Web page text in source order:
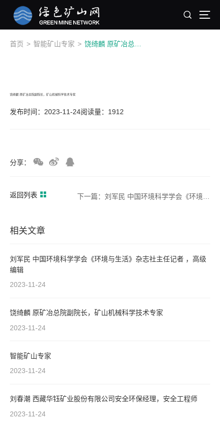
首页 > 智能矿山专家 >
饶绮麟 原矿冶总院副院长，矿山机械科学技术专家
发布时间：2023-11-24阅读量：1912
分享：
返回列表
相关文章
刘军民 中国环境科学学会《环境与生活》杂志社主任记者 ，高级
编辑
2023-11-24
饶绮麟 原矿冶总院副院长，矿山机械科学技术专家
2023-11-24
智能矿山专家
2023-11-24
刘春潮 西藏华钰矿业股份有限公司安全环保经理，安全工程师
2023-11-24